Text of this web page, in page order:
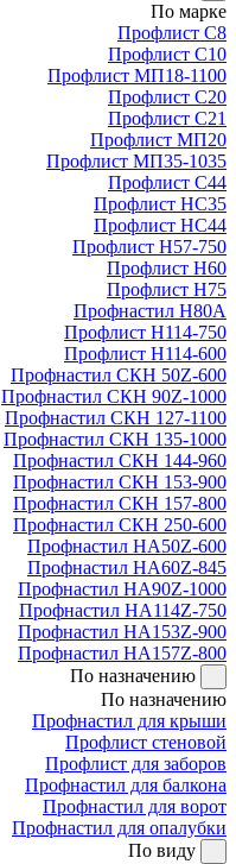
По марке
Профлист С8
Профлист С10
Профлист МП18-1100
Профлист С20
Профлист С21
Профлист МП20
Профлист МП35-1035
Профлист С44
Профлист НС35
Профлист НС44
Профлист Н57-750
Профлист Н60
Профлист Н75
Профнастил Н80А
Профлист Н114-750
Профлист Н114-600
Профнастил СКН 50Z-600
Профнастил СКН 90Z-1000
Профнастил СКН 127-1100
Профнастил СКН 135-1000
Профнастил СКН 144-960
Профнастил СКН 153-900
Профнастил СКН 157-800
Профнастил СКН 250-600
Профнастил НА50Z-600
Профнастил НА60Z-845
Профнастил НА90Z-1000
Профнастил НА114Z-750
Профнастил НА153Z-900
Профнастил НА157Z-800
По назначению
По назначению
Профнастил для крыши
Профлист стеновой
Профлист для заборов
Профнастил для балкона
Профнастил для ворот
Профнастил для опалубки
По виду